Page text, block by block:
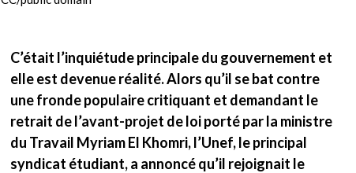
C’était l’inquiétude principale du gouvernement et
elle est devenue réalité. Alors qu’il se bat contre
une fronde populaire critiquant et demandant le
retrait de l’avant-projet de loi porté par la ministre
du Travail Myriam El Khomri, l’Unef, le principal
syndicat étudiant, a annoncé qu’il rejoignait le